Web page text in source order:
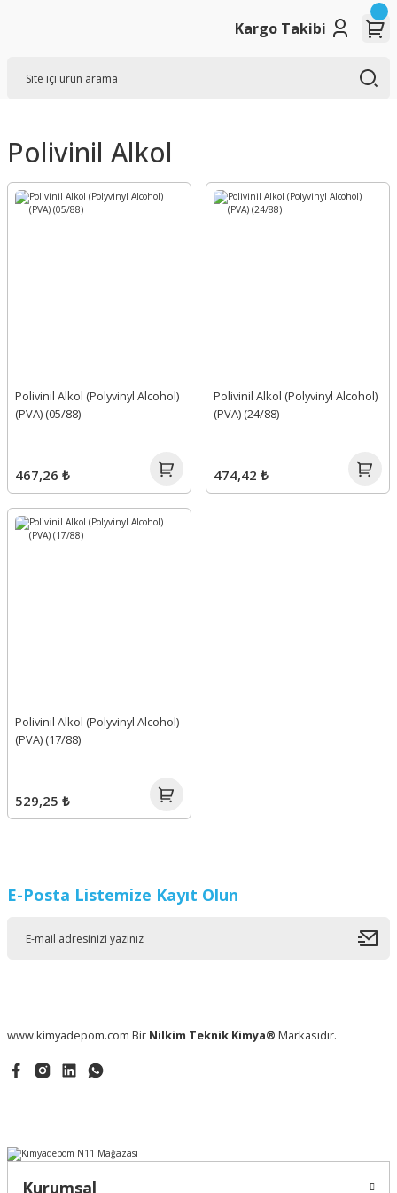
Kargo Takibi
Polivinil Alkol
Polivinil Alkol (Polyvinyl Alcohol)
(PVA) (05/88)
467,26 ₺
Polivinil Alkol (Polyvinyl Alcohol)
(PVA) (24/88)
474,42 ₺
Polivinil Alkol (Polyvinyl Alcohol)
(PVA) (17/88)
529,25 ₺
E-Posta Listemize Kayıt Olun
www.kimyadepom.com Bir Nilkim Teknik Kimya® Markasıdır.
Kurumsal